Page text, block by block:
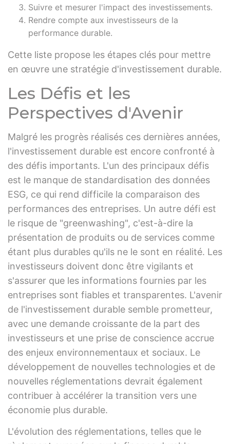
Suivre et mesurer l'impact des investissements.
Rendre compte aux investisseurs de la
performance durable.
Cette liste propose les étapes clés pour mettre
en œuvre une stratégie d'investissement durable.
Les Défis et les
Perspectives d'Avenir
Malgré les progrès réalisés ces dernières années,
l'investissement durable est encore confronté à
des défis importants. L'un des principaux défis
est le manque de standardisation des données
ESG, ce qui rend difficile la comparaison des
performances des entreprises. Un autre défi est
le risque de "greenwashing", c'est-à-dire la
présentation de produits ou de services comme
étant plus durables qu'ils ne le sont en réalité. Les
investisseurs doivent donc être vigilants et
s'assurer que les informations fournies par les
entreprises sont fiables et transparentes. L'avenir
de l'investissement durable semble prometteur,
avec une demande croissante de la part des
investisseurs et une prise de conscience accrue
des enjeux environnementaux et sociaux. Le
développement de nouvelles technologies et de
nouvelles réglementations devrait également
contribuer à accélérer la transition vers une
économie plus durable.
L'évolution des réglementations, telles que le